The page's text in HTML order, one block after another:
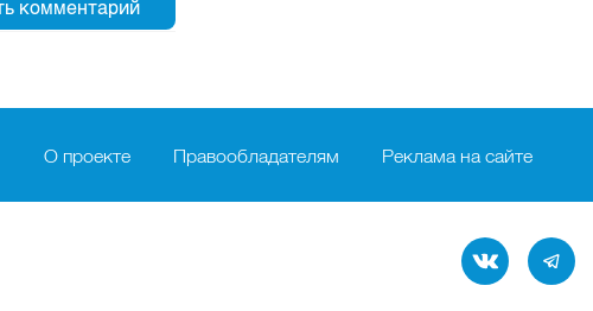
О проекте Правообладателям Реклама на сайте